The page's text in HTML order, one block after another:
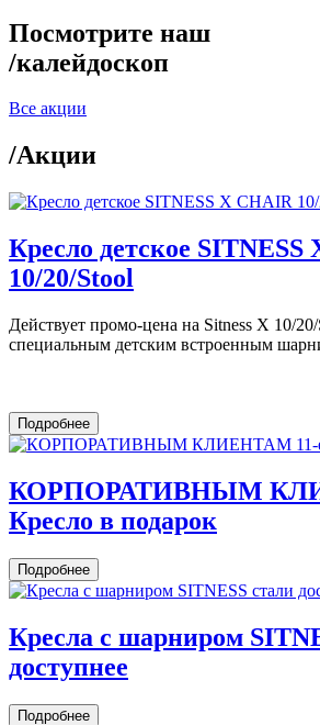
Посмотрите наш
/калейдоскоп
Все акции
/Акции
Кресло детское SITNESS
10/20/Stool
Действует промо-цена на Sitness X 10/
специальным детским встроенным
Подробнее
КОРПОРАТИВНЫМ
Кресло в подарок
Подробнее
Кресла c шарниром
доступнее
Подробнее